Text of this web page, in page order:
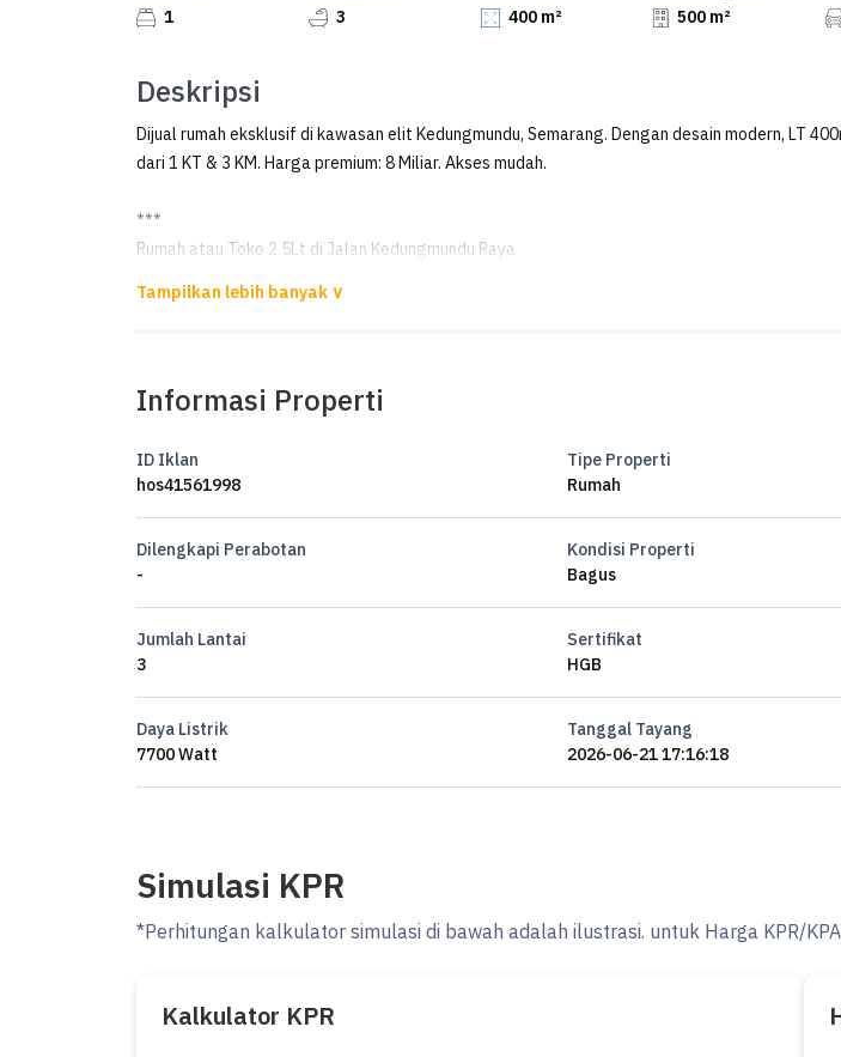
1
3
400 m²
500 m²
Deskripsi
Dijual rumah eksklusif di kawasan elit Kedungmundu, Semarang. Dengan desain modern, LT
dari 1 KT & 3 KM. Harga premium: 8 Miliar. Akses mudah.
***
Rumah atau Toko 2.5Lt di Jalan Kedungmundu Raya
Dijual bangunan di Kedungmundu raya
Kantor + Kamar tidur 1
Listrik 5500 + 2200
Air pdam
Harga 8M nego
Informasi Properti
ID Iklan
hos41561998
Tipe Properti
Rumah
Dilengkapi Perabotan
-
Kondisi Properti
Bagus
Jumlah Lantai
3
Sertifikat
HGB
Daya Listrik
7700 Watt
Tanggal Tayang
2026-06-21 17:16:18
Simulasi KPR
*Perhitungan kalkulator simulasi di bawah adalah ilustrasi. untuk Harga KPR/
Kalkulator KPR